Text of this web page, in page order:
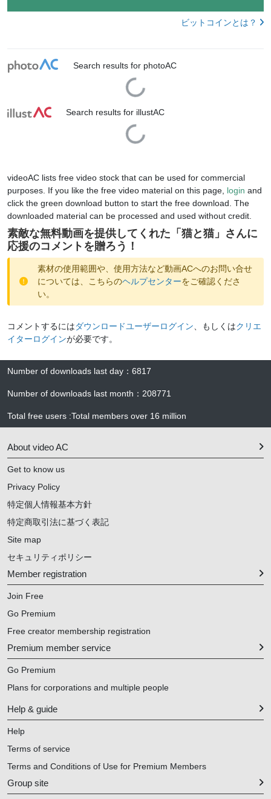
ビットコインとは？
Search results for photoAC
Loading...
Search results for illustAC
Loading...
videoAC lists free video stock that can be used for commercial
purposes. If you like the free video material on this page, login and
click the green download button to start the free download. The
downloaded material can be processed and used without credit.
素敵な無料動画を提供してくれた「 猫と猫」さんに
応援のコメントを贈ろう！
素材の使用範囲や、使用方法など動画ACへのお問い合せ
については、こちらのヘルプセンターをご確認くださ
い。
コメントするにはダウンロードユーザーログイン 、もしくはクリエ
イターログインが必要です。
Number of downloads last day ： 6817
Number of downloads last month ： 208771
Total free users :Total members over 16 million
About video AC
Get to know us
Privacy Policy
特定個人情報基本方針
特定商取引法に基づく表記
Site map
セキュリティポリシー
Member registration
Join Free
Go Premium
Free creator membership registration
Premium member service
Go Premium
Plans for corporations and multiple people
Help & guide
Help
Terms of service
Terms and Conditions of Use for Premium Members
Group site